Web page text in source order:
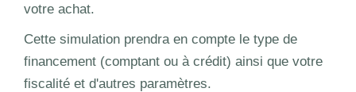
votre achat.
Cette simulation prendra en compte le type de
financement (comptant ou à crédit) ainsi que votre
fiscalité et d'autres paramètres.